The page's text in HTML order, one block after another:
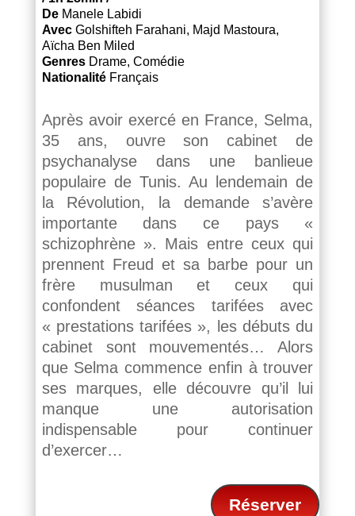
DeManele Labidi
AvecGolshifteh Farahani, Majd Mastoura,
Aïcha Ben Miled
Genres Drame, Comédie
NationalitéFrançais
Après avoir exercé en France, Selma,
35 ans, ouvre son cabinet de
psychanalyse dans une banlieue
populaire de Tunis. Au lendemain de
la Révolution, la demande s’avère
importante dans ce pays «
schizophrène ». Mais entre ceux qui
prennent Freud et sa barbe pour un
frère musulman et ceux qui
confondent séances tarifées avec
« prestations tarifées », les débuts du
cabinet sont mouvementés… Alors
que Selma commence enfin à trouver
ses marques, elle découvre qu’il lui
manque une autorisation
indispensable pour continuer
d’exercer…
Réserver